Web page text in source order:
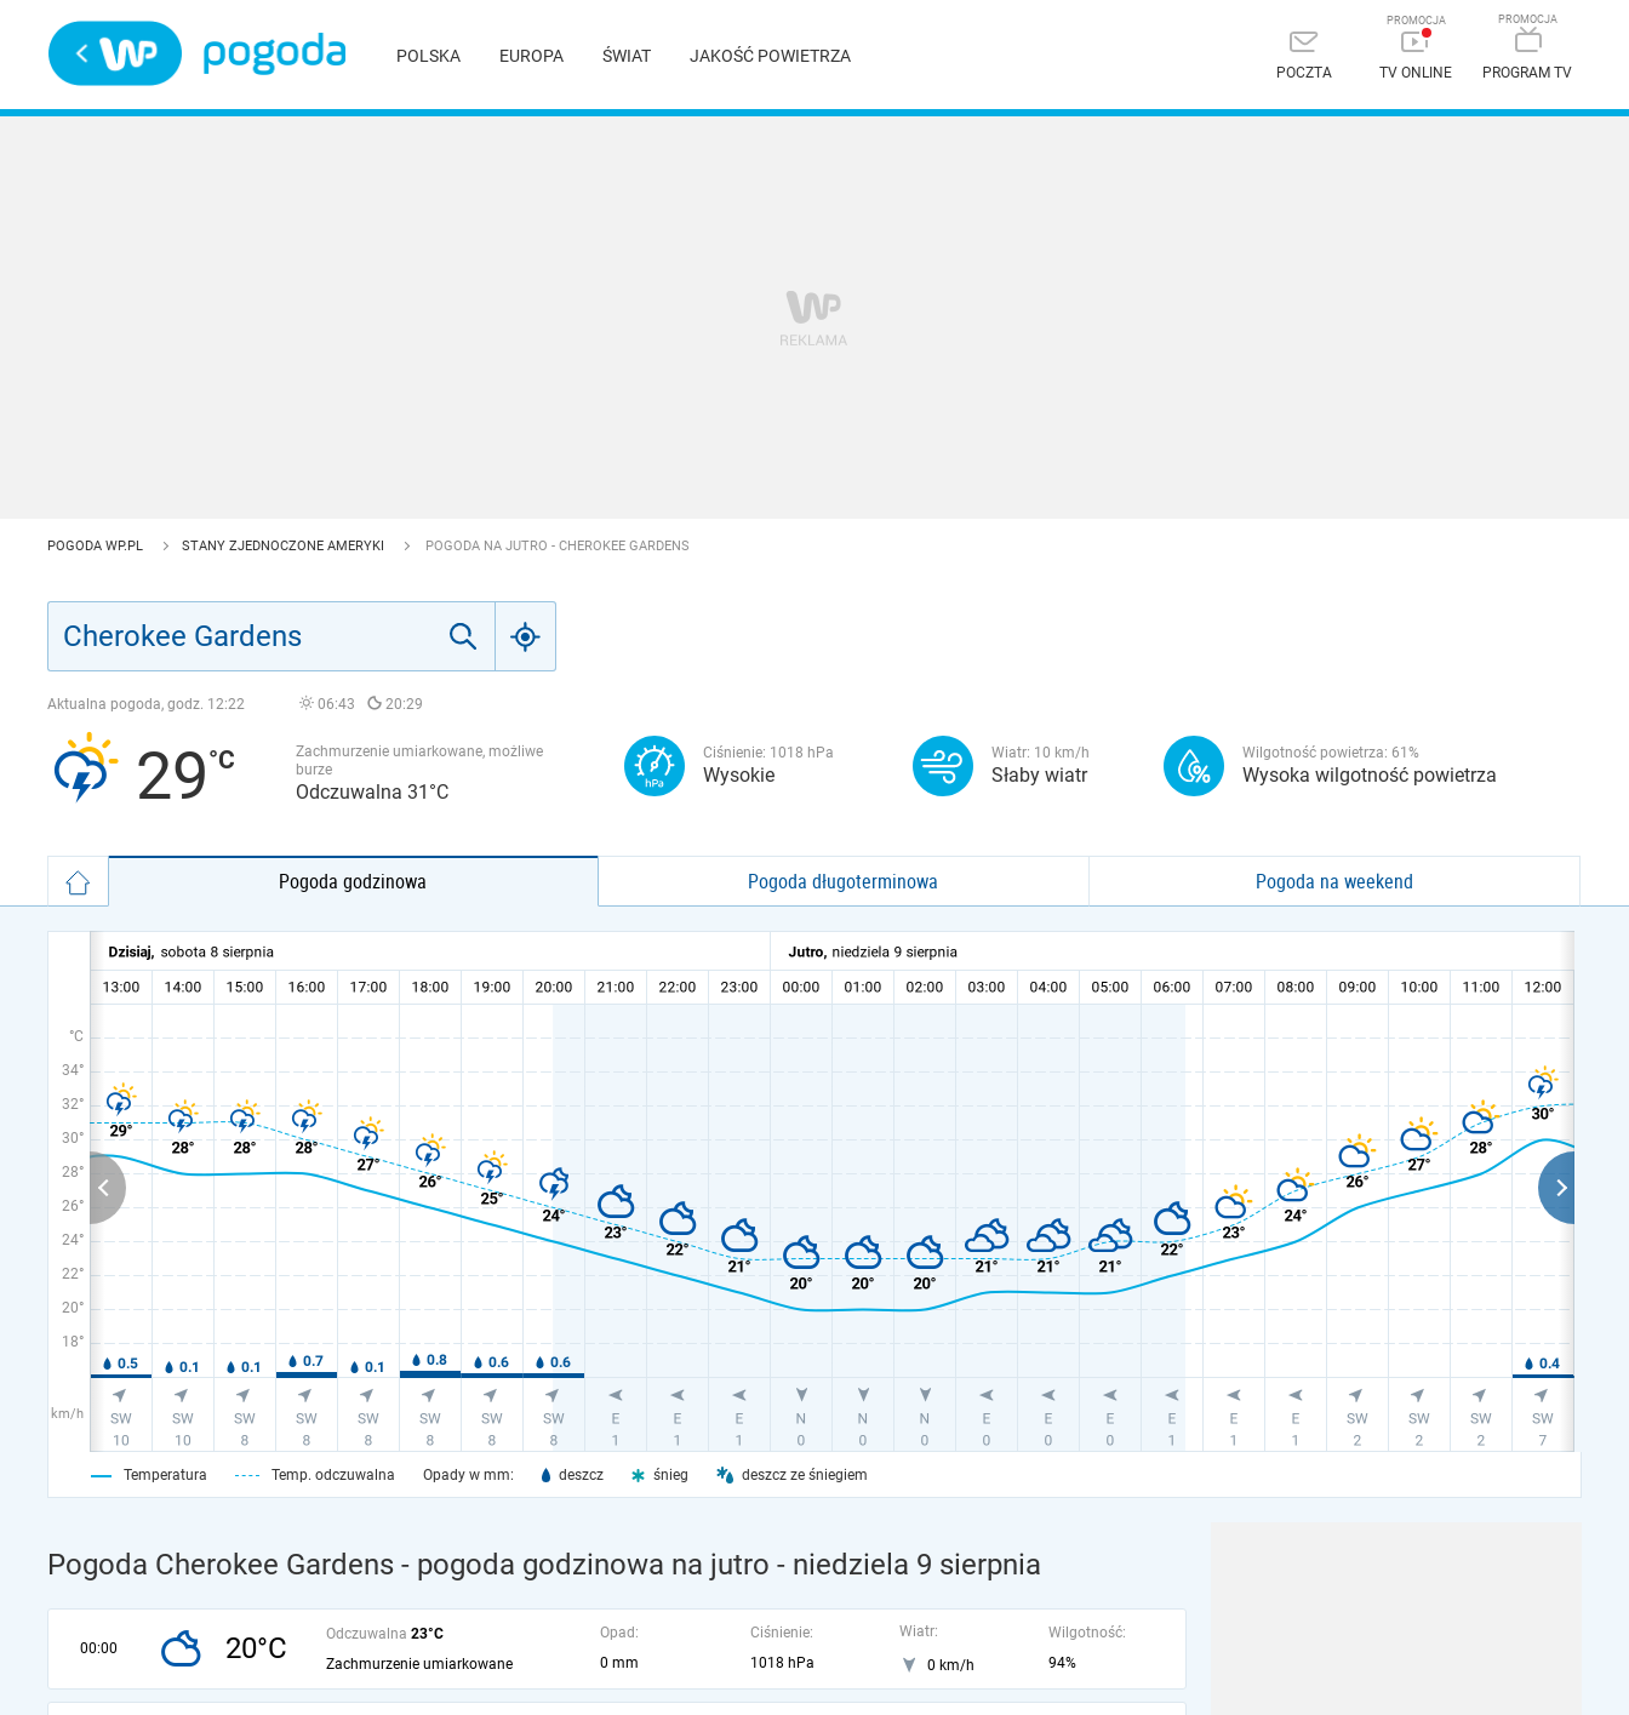
POLSKA EUROPA ŚWIAT JAKOŚĆ POWIETRZA
POCZTA TV ONLINE PROGRAM TV
POGODA WP.PL STANY ZJEDNOCZONE AMERYKI POGODA NA JUTRO - CHEROKEE GARDENS
Aktualna pogoda, godz. 12:22 06:43 20:29
29
Zachmurzenie umiarkowane, możliwe
burze
Odczuwalna 31°C
Ciśnienie: 1018 hPa
Wysokie
Wiatr: 10 km/h
Słaby wiatr
Wilgotność powietrza: 61 %
Wysoka wilgotność powietrza
Pogoda godzinowa Pogoda długoterminowa Pogoda na weekend
°C
34°
32°
30°
28°
26°
24°
22°
20°
18°
km/h
Temperatura Temp. odczuwalna Opady w mm: deszcz śnieg deszcz ze śniegiem
Pogoda Cherokee Gardens - pogoda godzinowa na jutro - niedziela 9 sierpnia
00:00 20°C Odczuwalna 23°C
Zachmurzenie umiarkowane
Opad:
0 mm
Ciśnienie:
1018 hPa
Wiatr:
0 km/h
Wilgotność:
94%